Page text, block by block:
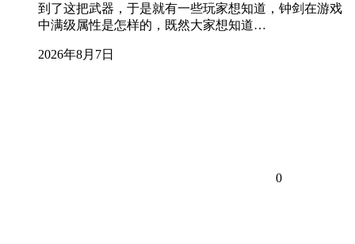
到了这把武器，于是就有一些玩家想知道，钟剑在游戏
中满级属性是怎样的，既然大家想知道…
2026年8月7日
0